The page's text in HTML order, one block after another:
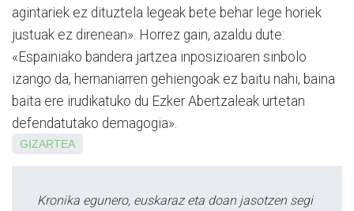
agintariek ez dituztela legeak bete behar lege horiek
justuak ez direnean». Horrez gain, azaldu dute:
«Espainiako bandera jartzea inposizioaren sinbolo
izango da, hernaniarren gehiengoak ez baitu nahi, baina
baita ere irudikatuko du Ezker Aber­tzaleak urtetan
defenda­tutako demagogia».
GIZARTEA
Kronika egunero, euskaraz eta doan jasotzen segi